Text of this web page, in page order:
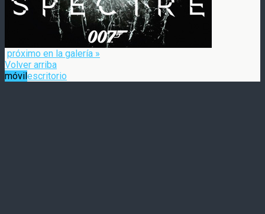
próximo en la galería »
Volver arriba
móvilescritorio